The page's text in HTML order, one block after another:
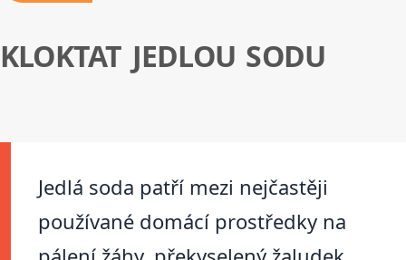
KLOKTAT JEDLOU SODU
Jedlá soda patří mezi nejčastěji
používané domácí prostředky na